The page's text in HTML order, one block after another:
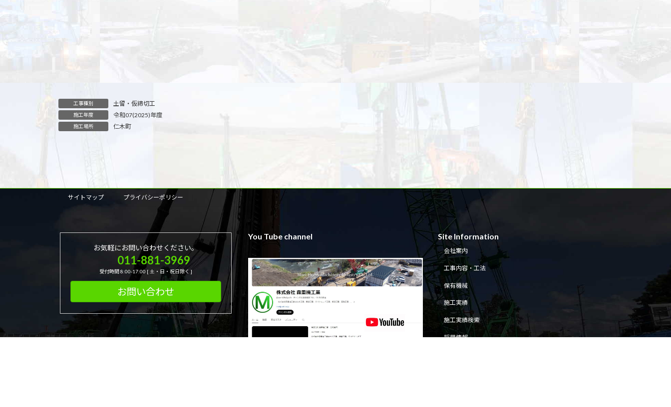
工事種別 土留・仮締切工
施工年度 令和07(2025)年度
施工場所 仁木町
サイトマップ プライバシーポリシー
お気軽にお問い合わせください。
011-881-3969
受付時間 8:00-17:00 [ 土・日・祝日除く ]
お問い合わせ
You Tube channel Site Information
会社案内
工事内容・工法
保有機械
施工実績
施工実績検索
採用情報